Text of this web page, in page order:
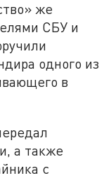
же
СБУ и
одного из
в
а также
с